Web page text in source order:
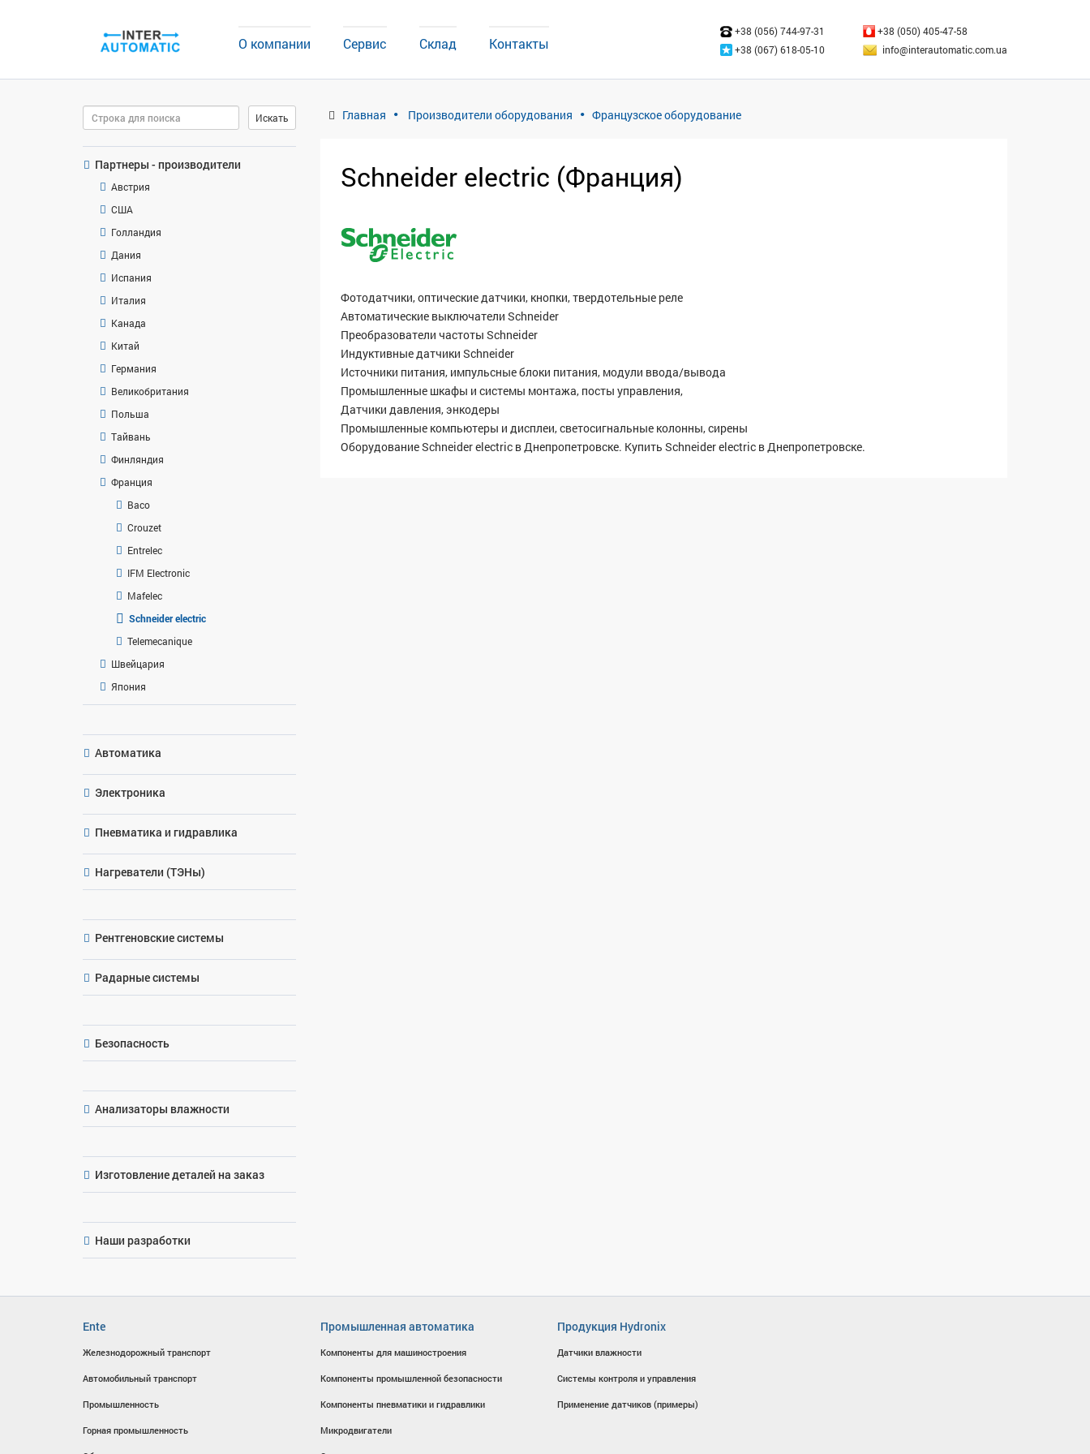
О компании Сервис Склад Контакты
+38 (056) 744-97-31
+38 (050) 405-47-58
+38 (067) 618-05-10
info@interautomatic.com.ua
Поиск
Искать
Партнеры - производители
Австрия
США
Голландия
Дания
Испания
Италия
Канада
Китай
Германия
Великобритания
Польша
Тайвань
Финляндия
Франция
Baco
Crouzet
Entrelec
IFM Electronic
Mafelec
Sсhneider electric
Telemecanique
Швейцария
Япония
Автоматика
Электроника
Пневматика и гидравлика
Нагреватели (ТЭНы)
Рентгеновские системы
Радарные системы
Безопасность
Анализаторы влажности
Изготовление деталей на заказ
Наши разработки
Главная Производители оборудования Французское оборудование
Sсhneider electric (Франция)
Фотодатчики, оптические датчики, кнопки, твердотельные реле
Автоматические выключатели Sсhneider
Преобразователи частоты Sсhneider
Индуктивные датчики Sсhneider
Источники питания, импульсные блоки питания, модули ввода/вывода
Промышленные шкафы и системы монтажа, посты управления,
Датчики давления, энкодеры
Промышленные компьютеры и дисплеи, светосигнальные колонны, сирены
Оборудование Sсhneider electric в Днепропетровске. Купить Sсhneider electric в Днепропетровске.
Ente
Железнодорожный транспорт
Автомобильный транспорт
Промышленность
Горная промышленность
Промышленная автоматика
Компоненты для машиностроения
Компоненты промышленной безопасности
Компоненты пневматики и гидравлики
Микродвигатели
Продукция Hydronix
Датчики влажности
Системы контроля и управления
Применение датчиков (примеры)